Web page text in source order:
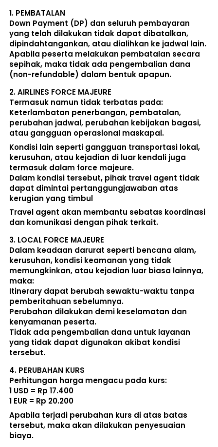
1. PEMBATALAN
Down Payment (DP) dan seluruh pembayaran
yang telah dilakukan tidak dapat dibatalkan,
dipindahtangankan, atau dialihkan ke jadwal lain.
Apabila peserta melakukan pembatalan secara
sepihak, maka tidak ada pengembalian dana
(non-refundable) dalam bentuk apapun.
2. AIRLINES FORCE MAJEURE
Termasuk namun tidak terbatas pada:
Keterlambatan penerbangan, pembatalan,
perubahan jadwal, perubahan kebijakan bagasi,
atau gangguan operasional maskapai.
Kondisi lain seperti gangguan transportasi lokal,
kerusuhan, atau kejadian di luar kendali juga
termasuk dalam force majeure.
Dalam kondisi tersebut, pihak travel agent tidak
dapat dimintai pertanggungjawaban atas
kerugian yang timbul
Travel agent akan membantu sebatas koordinasi
dan komunikasi dengan pihak terkait.
3. LOCAL FORCE MAJEURE
Dalam keadaan darurat seperti bencana alam,
kerusuhan, kondisi keamanan yang tidak
memungkinkan, atau kejadian luar biasa lainnya,
maka:
Itinerary dapat berubah sewaktu-waktu tanpa
pemberitahuan sebelumnya.
Perubahan dilakukan demi keselamatan dan
kenyamanan peserta.
Tidak ada pengembalian dana untuk layanan
yang tidak dapat digunakan akibat kondisi
tersebut.
4. PERUBAHAN KURS
Perhitungan harga mengacu pada kurs:
1 USD = Rp 17.400
1 EUR = Rp 20.200
Apabila terjadi perubahan kurs di atas batas
tersebut, maka akan dilakukan penyesuaian
biaya.